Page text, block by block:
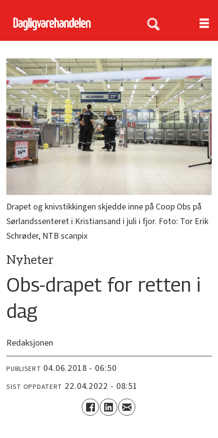
Drapet og knivstikkingen skjedde inne på Coop Obs på
Sørlandssenteret i Kristiansand i juli i fjor. Foto: Tor Erik
Schrøder, NTB scanpix
Nyheter
Obs-drapet for retten i
dag
Redaksjonen
PUBLISERT 04.06.2018 - 06:50
SIST OPPDATERT 22.04.2022 - 08:51